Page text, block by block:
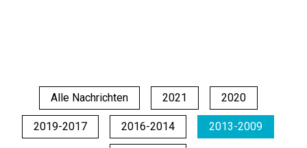
Alle Nachrichten 2021 2020
2019-2017 2016-2014 2013-2009